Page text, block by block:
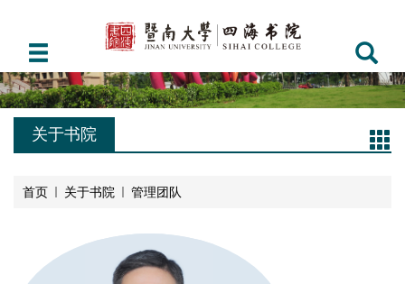
关于书院
首页 关于书院 管理团队